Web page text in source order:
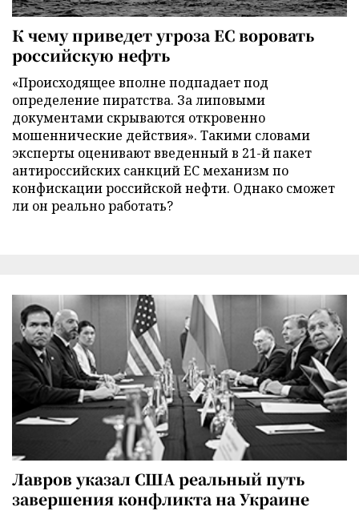
К чему приведет угроза ЕС воровать
российскую нефть
«Происходящее вполне подпадает под
определение пиратства. За липовыми
документами скрываются откровенно
мошеннические действия». Такими словами
эксперты оценивают введенный в 21-й пакет
антироссийских санкций ЕС механизм по
конфискации российской нефти. Однако сможет
ли он реально работать?
Лавров указал США реальный путь
завершения конфликта на Украине